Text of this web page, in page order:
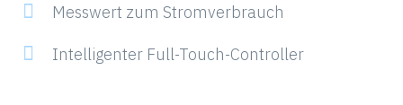
Messwert zum Stromverbrauch
Intelligenter Full-Touch-Controller